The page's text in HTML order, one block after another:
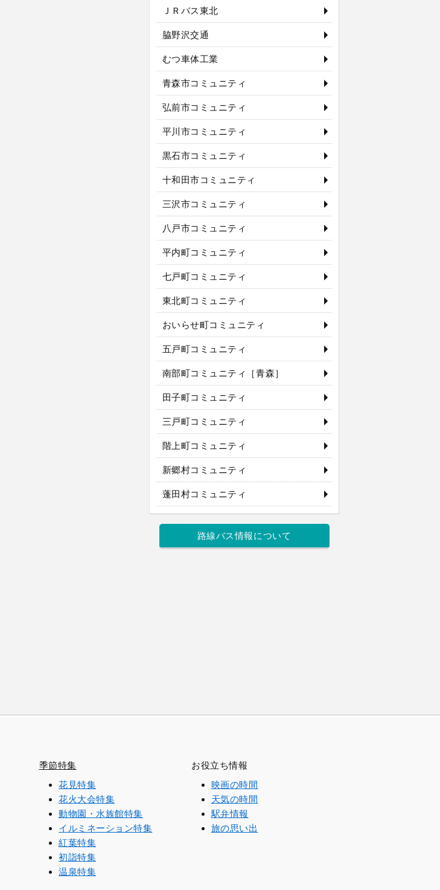
ＪＲバス東北
脇野沢交通
むつ車体工業
青森市コミュニティ
弘前市コミュニティ
平川市コミュニティ
黒石市コミュニティ
十和田市コミュニティ
三沢市コミュニティ
八戸市コミュニティ
平内町コミュニティ
七戸町コミュニティ
東北町コミュニティ
おいらせ町コミュニティ
五戸町コミュニティ
南部町コミュニティ［青森］
田子町コミュニティ
三戸町コミュニティ
階上町コミュニティ
新郷村コミュニティ
蓬田村コミュニティ
路線バス情報について
季節特集
花見特集
花火大会特集
動物園・水族館特集
イルミネーション特集
紅葉特集
初詣特集
温泉特集
お役立ち情報
映画の時間
天気の時間
駅弁情報
旅の思い出